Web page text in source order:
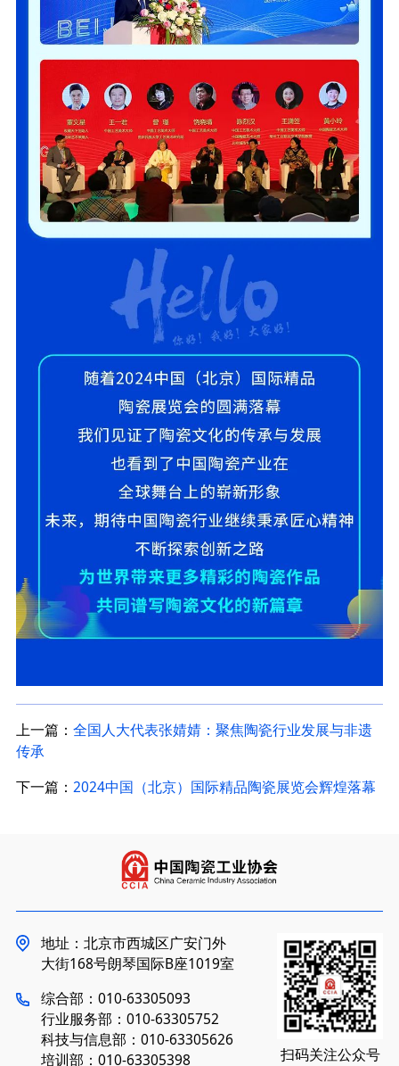
上一篇： 全国人大代表张婧婧：聚焦陶瓷行业发展与非遗
传承
下一篇： 2024中国（北京）国际精品陶瓷展览会辉煌落幕
地址：北京市西城区广安门外
大街168号朗琴国际B座1019室
综合部：010-63305093
行业服务部：010-63305752
科技与信息部：010-63305626
培训部：010-63305398
扫码关注公众号